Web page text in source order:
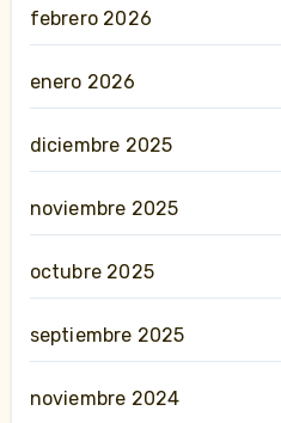
febrero 2026
enero 2026
diciembre 2025
noviembre 2025
octubre 2025
septiembre 2025
noviembre 2024